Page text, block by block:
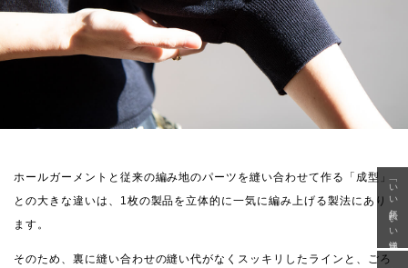
ホールガーメントと従来の編み地のパーツを縫い合わせて作る「成型」
との大きな違いは、1枚の製品を立体的に一気に編み上げる製法にあり
ます。
そのため、裏に縫い合わせの縫い代がなくスッキリしたラインと、ごろ
「いい年齢 いい洋服」